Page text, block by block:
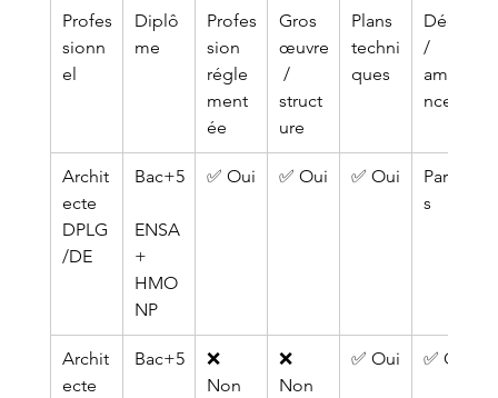
Profes
sionn
el
Diplô
me
Profes
sion
régle
ment
ée
Gros
œuvre
/
struct
ure
Plans
techni
ques
Déco
/
ambia
nce
Archit
ecte
DPLG
/DE
Bac+5
ENSA
+
HMO
NP
✅ Oui ✅ Oui ✅ Oui
Parfoi
s
Archit
ecte
Bac+5
❌
Non
❌
Non
✅ Oui ✅ Oui